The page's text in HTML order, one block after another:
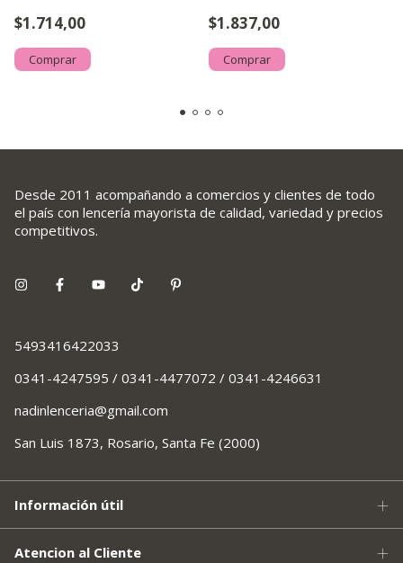
$1.714,00
Comprar
$1.837,00
Comprar
Desde 2011 acompañando a comercios y clientes de todo
el país con lencería mayorista de calidad, variedad y precios
competitivos.
5493416422033
0341-4247595 / 0341-4477072 / 0341-4246631
nadinlenceria@gmail.com
San Luis 1873, Rosario, Santa Fe (2000)
Información útil
Atencion al Cliente